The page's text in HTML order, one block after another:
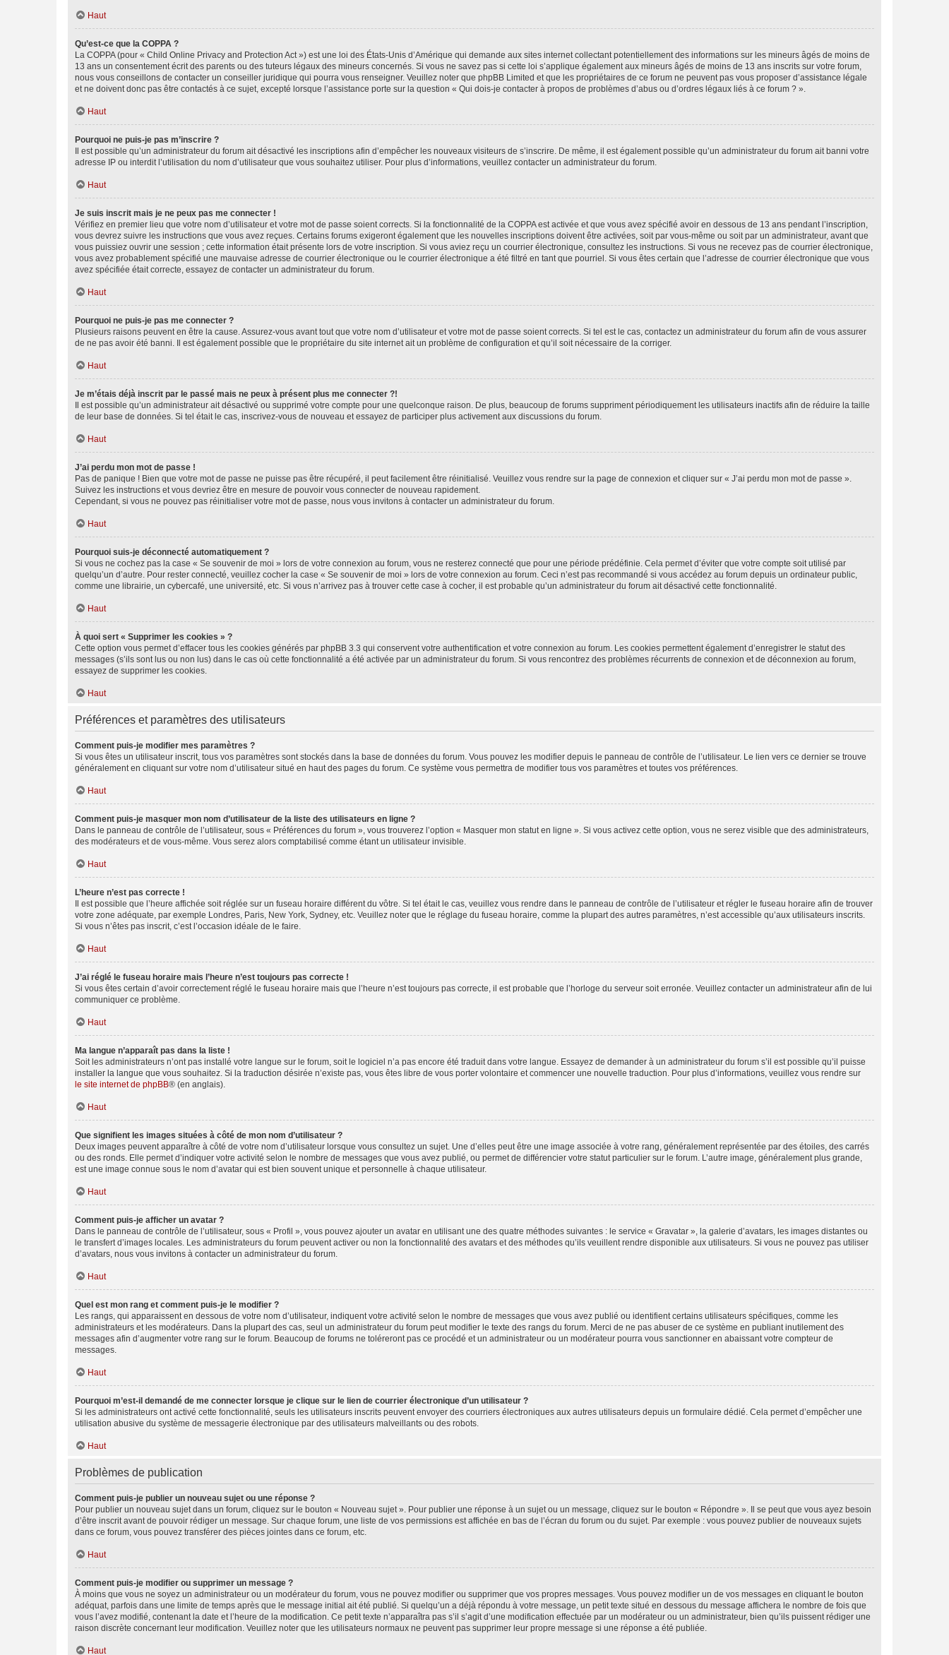
Haut
Qu’est-ce que la COPPA ?
La COPPA (pour « Child Online Privacy and Protection Act ») est une loi des États-Unis d’Amérique qui demande aux sites internet collectant potentiellement des informations sur les mineurs âgés de moins de
13 ans un consentement écrit des parents ou des tuteurs légaux des mineurs concernés. Si vous ne savez pas si cette loi s’applique également aux mineurs âgés de moins de 13 ans inscrits sur votre forum,
nous vous conseillons de contacter un conseiller juridique qui pourra vous renseigner. Veuillez noter que phpBB Limited et que les propriétaires de ce forum ne peuvent pas vous proposer d’assistance légale
et ne doivent donc pas être contactés à ce sujet, excepté lorsque l’assistance porte sur la question « Qui dois-je contacter à propos de problèmes d’abus ou d’ordres légaux liés à ce forum ? ».
Haut
Pourquoi ne puis-je pas m’inscrire ?
Il est possible qu’un administrateur du forum ait désactivé les inscriptions afin d’empêcher les nouveaux visiteurs de s’inscrire. De même, il est également possible qu’un administrateur du forum ait banni votre
adresse IP ou interdit l’utilisation du nom d’utilisateur que vous souhaitez utiliser. Pour plus d’informations, veuillez contacter un administrateur du forum.
Haut
Je suis inscrit mais je ne peux pas me connecter !
Vérifiez en premier lieu que votre nom d’utilisateur et votre mot de passe soient corrects. Si la fonctionnalité de la COPPA est activée et que vous avez spécifié avoir en dessous de 13 ans pendant l’inscription,
vous devrez suivre les instructions que vous avez reçues. Certains forums exigeront également que les nouvelles inscriptions doivent être activées, soit par vous-même ou soit par un administrateur, avant que
vous puissiez ouvrir une session ; cette information était présente lors de votre inscription. Si vous aviez reçu un courrier électronique, consultez les instructions. Si vous ne recevez pas de courrier électronique,
vous avez probablement spécifié une mauvaise adresse de courrier électronique ou le courrier électronique a été filtré en tant que pourriel. Si vous êtes certain que l’adresse de courrier électronique que vous
avez spécifiée était correcte, essayez de contacter un administrateur du forum.
Haut
Pourquoi ne puis-je pas me connecter ?
Plusieurs raisons peuvent en être la cause. Assurez-vous avant tout que votre nom d’utilisateur et votre mot de passe soient corrects. Si tel est le cas, contactez un administrateur du forum afin de vous assurer
de ne pas avoir été banni. Il est également possible que le propriétaire du site internet ait un problème de configuration et qu’il soit nécessaire de la corriger.
Haut
Je m’étais déjà inscrit par le passé mais ne peux à présent plus me connecter ?!
Il est possible qu’un administrateur ait désactivé ou supprimé votre compte pour une quelconque raison. De plus, beaucoup de forums suppriment périodiquement les utilisateurs inactifs afin de réduire la taille
de leur base de données. Si tel était le cas, inscrivez-vous de nouveau et essayez de participer plus activement aux discussions du forum.
Haut
J’ai perdu mon mot de passe !
Pas de panique ! Bien que votre mot de passe ne puisse pas être récupéré, il peut facilement être réinitialisé. Veuillez vous rendre sur la page de connexion et cliquer sur « J’ai perdu mon mot de passe ».
Suivez les instructions et vous devriez être en mesure de pouvoir vous connecter de nouveau rapidement.
Cependant, si vous ne pouvez pas réinitialiser votre mot de passe, nous vous invitons à contacter un administrateur du forum.
Haut
Pourquoi suis-je déconnecté automatiquement ?
Si vous ne cochez pas la case « Se souvenir de moi » lors de votre connexion au forum, vous ne resterez connecté que pour une période prédéfinie. Cela permet d’éviter que votre compte soit utilisé par
quelqu’un d’autre. Pour rester connecté, veuillez cocher la case « Se souvenir de moi » lors de votre connexion au forum. Ceci n’est pas recommandé si vous accédez au forum depuis un ordinateur public,
comme une librairie, un cybercafé, une université, etc. Si vous n’arrivez pas à trouver cette case à cocher, il est probable qu’un administrateur du forum ait désactivé cette fonctionnalité.
Haut
À quoi sert « Supprimer les cookies » ?
Cette option vous permet d’effacer tous les cookies générés par phpBB 3.3 qui conservent votre authentification et votre connexion au forum. Les cookies permettent également d’enregistrer le statut des
messages (s’ils sont lus ou non lus) dans le cas où cette fonctionnalité a été activée par un administrateur du forum. Si vous rencontrez des problèmes récurrents de connexion et de déconnexion au forum,
essayez de supprimer les cookies.
Haut
Préférences et paramètres des utilisateurs
Comment puis-je modifier mes paramètres ?
Si vous êtes un utilisateur inscrit, tous vos paramètres sont stockés dans la base de données du forum. Vous pouvez les modifier depuis le panneau de contrôle de l’utilisateur. Le lien vers ce dernier se trouve
généralement en cliquant sur votre nom d’utilisateur situé en haut des pages du forum. Ce système vous permettra de modifier tous vos paramètres et toutes vos préférences.
Haut
Comment puis-je masquer mon nom d’utilisateur de la liste des utilisateurs en ligne ?
Dans le panneau de contrôle de l’utilisateur, sous « Préférences du forum », vous trouverez l’option « Masquer mon statut en ligne ». Si vous activez cette option, vous ne serez visible que des administrateurs,
des modérateurs et de vous-même. Vous serez alors comptabilisé comme étant un utilisateur invisible.
Haut
L’heure n’est pas correcte !
Il est possible que l’heure affichée soit réglée sur un fuseau horaire différent du vôtre. Si tel était le cas, veuillez vous rendre dans le panneau de contrôle de l’utilisateur et régler le fuseau horaire afin de trouver
votre zone adéquate, par exemple Londres, Paris, New York, Sydney, etc. Veuillez noter que le réglage du fuseau horaire, comme la plupart des autres paramètres, n’est accessible qu’aux utilisateurs inscrits.
Si vous n’êtes pas inscrit, c’est l’occasion idéale de le faire.
Haut
J’ai réglé le fuseau horaire mais l’heure n’est toujours pas correcte !
Si vous êtes certain d’avoir correctement réglé le fuseau horaire mais que l’heure n’est toujours pas correcte, il est probable que l’horloge du serveur soit erronée. Veuillez contacter un administrateur afin de lui
communiquer ce problème.
Haut
Ma langue n’apparaît pas dans la liste !
Soit les administrateurs n’ont pas installé votre langue sur le forum, soit le logiciel n’a pas encore été traduit dans votre langue. Essayez de demander à un administrateur du forum s’il est possible qu’il puisse
installer la langue que vous souhaitez. Si la traduction désirée n’existe pas, vous êtes libre de vous porter volontaire et commencer une nouvelle traduction. Pour plus d’informations, veuillez vous rendre sur
le site internet de phpBB® (en anglais).
Haut
Que signifient les images situées à côté de mon nom d’utilisateur ?
Deux images peuvent apparaître à côté de votre nom d’utilisateur lorsque vous consultez un sujet. Une d’elles peut être une image associée à votre rang, généralement représentée par des étoiles, des carrés
ou des ronds. Elle permet d’indiquer votre activité selon le nombre de messages que vous avez publié, ou permet de différencier votre statut particulier sur le forum. L’autre image, généralement plus grande,
est une image connue sous le nom d’avatar qui est bien souvent unique et personnelle à chaque utilisateur.
Haut
Comment puis-je afficher un avatar ?
Dans le panneau de contrôle de l’utilisateur, sous « Profil », vous pouvez ajouter un avatar en utilisant une des quatre méthodes suivantes : le service « Gravatar », la galerie d’avatars, les images distantes ou
le transfert d’images locales. Les administrateurs du forum peuvent activer ou non la fonctionnalité des avatars et des méthodes qu’ils veuillent rendre disponible aux utilisateurs. Si vous ne pouvez pas utiliser
d’avatars, nous vous invitons à contacter un administrateur du forum.
Haut
Quel est mon rang et comment puis-je le modifier ?
Les rangs, qui apparaissent en dessous de votre nom d’utilisateur, indiquent votre activité selon le nombre de messages que vous avez publié ou identifient certains utilisateurs spécifiques, comme les
administrateurs et les modérateurs. Dans la plupart des cas, seul un administrateur du forum peut modifier le texte des rangs du forum. Merci de ne pas abuser de ce système en publiant inutilement des
messages afin d’augmenter votre rang sur le forum. Beaucoup de forums ne toléreront pas ce procédé et un administrateur ou un modérateur pourra vous sanctionner en abaissant votre compteur de
messages.
Haut
Pourquoi m’est-il demandé de me connecter lorsque je clique sur le lien de courrier électronique d’un utilisateur ?
Si les administrateurs ont activé cette fonctionnalité, seuls les utilisateurs inscrits peuvent envoyer des courriers électroniques aux autres utilisateurs depuis un formulaire dédié. Cela permet d’empêcher une
utilisation abusive du système de messagerie électronique par des utilisateurs malveillants ou des robots.
Haut
Problèmes de publication
Comment puis-je publier un nouveau sujet ou une réponse ?
Pour publier un nouveau sujet dans un forum, cliquez sur le bouton « Nouveau sujet ». Pour publier une réponse à un sujet ou un message, cliquez sur le bouton « Répondre ». Il se peut que vous ayez besoin
d’être inscrit avant de pouvoir rédiger un message. Sur chaque forum, une liste de vos permissions est affichée en bas de l’écran du forum ou du sujet. Par exemple : vous pouvez publier de nouveaux sujets
dans ce forum, vous pouvez transférer des pièces jointes dans ce forum, etc.
Haut
Comment puis-je modifier ou supprimer un message ?
À moins que vous ne soyez un administrateur ou un modérateur du forum, vous ne pouvez modifier ou supprimer que vos propres messages. Vous pouvez modifier un de vos messages en cliquant le bouton
adéquat, parfois dans une limite de temps après que le message initial ait été publié. Si quelqu’un a déjà répondu à votre message, un petit texte situé en dessous du message affichera le nombre de fois que
vous l’avez modifié, contenant la date et l’heure de la modification. Ce petit texte n’apparaîtra pas s’il s’agit d’une modification effectuée par un modérateur ou un administrateur, bien qu’ils puissent rédiger une
raison discrète concernant leur modification. Veuillez noter que les utilisateurs normaux ne peuvent pas supprimer leur propre message si une réponse a été publiée.
Haut